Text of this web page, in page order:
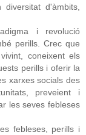
d'àmbits,
i revolució
perills. Crec que
coneixent els
perills i oferir la
xarxes socials des
preveient i
les seves febleses
febleses, perills i